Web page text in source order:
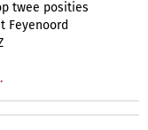
twee posities
Feyenoord